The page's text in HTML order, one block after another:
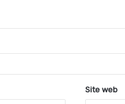
Site web